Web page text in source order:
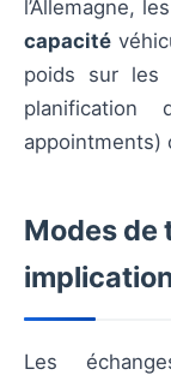
l’Allemagne,
capacité
poids sur les
appointments)
Modes
Les